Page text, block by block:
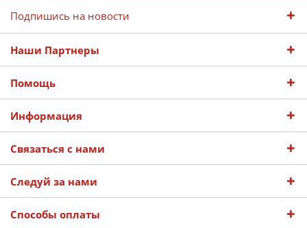
Подпишись на новости
Наши Партнеры
Помощь
Информация
Связаться с нами
Следуй за нами
Способы оплаты